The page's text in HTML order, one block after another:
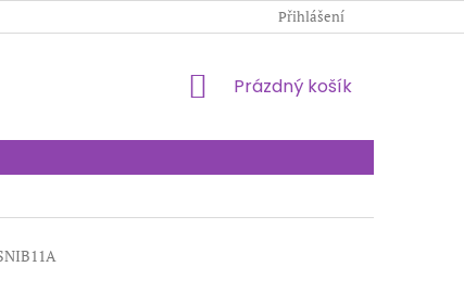
OCHRANY OSOBNÍCH ÚDAJŮ KONTAKTY
Přihlášení
NÁKUPNÍ
Prázdný košík